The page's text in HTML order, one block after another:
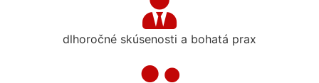
dlhoročné skúsenosti a bohatá prax